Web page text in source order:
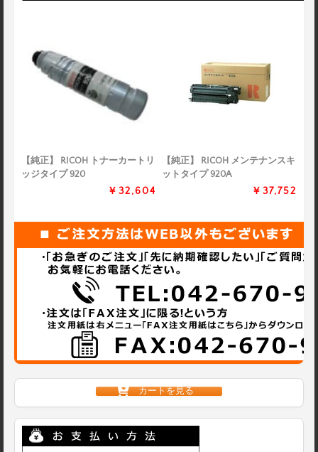
【純正】 RICOH トナーカートリ
ッジタイプ 920
￥32,604
【純正】 RICOH メンテナンスキ
ットタイプ 920A
￥37,752
カートを見る